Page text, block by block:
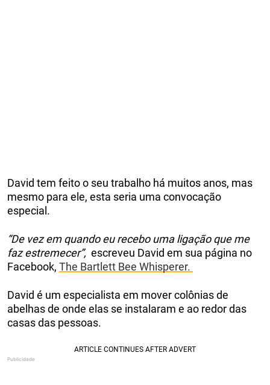
David tem feito o seu trabalho há muitos anos, mas
mesmo para ele, esta seria uma convocação
especial.
“De vez em quando eu recebo uma ligação que me
faz estremecer”, escreveu David em sua página no
Facebook, The Bartlett Bee Whisperer.
David é um especialista em mover colônias de
abelhas de onde elas se instalaram e ao redor das
casas das pessoas.